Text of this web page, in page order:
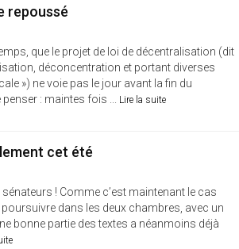
repoussé
que le projet de loi de décentralisation (dit
déconcentration et portant diverses
») ne voie pas le jour avant la fin du
: maintes fois ...
Lire la suite
cet été
! Comme c’est maintenant le cas
dans les deux chambres, avec un
bonne partie des textes a néanmoins déjà